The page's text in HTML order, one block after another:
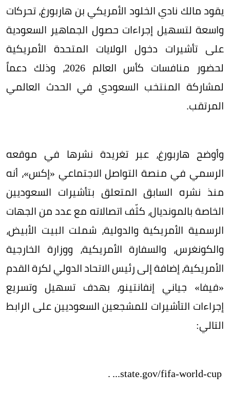
يقود مالك نادي الخلود الأمريكي بن هاربورغ، تحركات
واسعة لتسهيل إجراءات حصول الجماهير السعودية
على تأشيرات دخول الولايات المتحدة الأمريكية
لحضور منافسات كأس العالم 2026، وذلك دعماً
لمشاركة المنتخب السعودي في الحدث العالمي
المرتقب.
وأوضح هاربورغ، عبر تغريدة نشرها في موقعه
الرسمي في منصة التواصل الاجتماعي «إكس»، أنه
منذ نشره السابق المتعلق بتأشيرات السعوديين
الخاصة بالمونديال، كثّف اتصالاته مع عدد من الجهات
الرسمية الأمريكية والدولية، شملت البيت الأبيض،
والكونغرس، والسفارة الأمريكية، ووزارة الخارجية
الأمريكية، إضافة إلى رئيس الاتحاد الدولي لكرة القدم
«فيفا» جياني إنفانتينو، بهدف تسهيل وتسريع
إجراءات التأشيرات للمشجعين السعوديين على الرابط
التالي: